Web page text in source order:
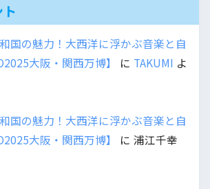
国の魅力！大西洋に浮かぶ音楽と自
大阪・関西万博】
に TAKUMI よ
国の魅力！大西洋に浮かぶ音楽と自
大阪・関西万博】
に 浦江千幸